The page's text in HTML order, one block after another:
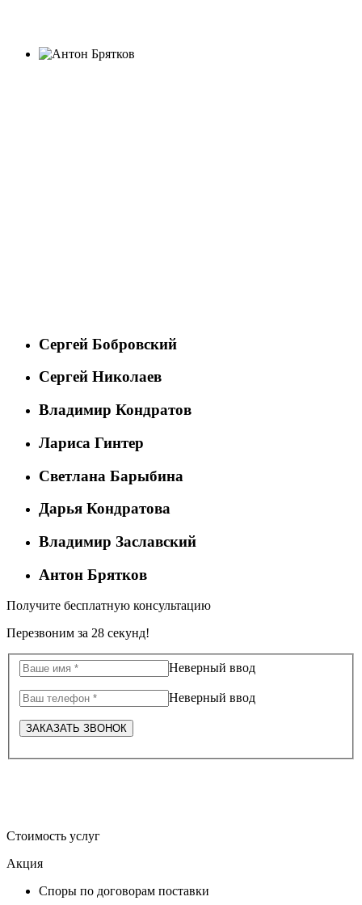
Сергей Бобровский
Сергей Николаев
Владимир Кондратов
Лариса Гинтер
Светлана Барыбина
Дарья Кондратова
Владимир Заславский
Антон Брятков
Получите бесплатную консультацию
Перезвоним за 28 секунд!
Неверный ввод
Неверный ввод
ЗАКАЗАТЬ ЗВОНОК
Стоимость услуг
Акция
Споры по договорам поставки